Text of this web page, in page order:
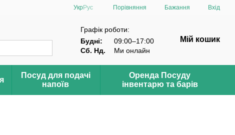
УкрРус Порівняння Бажання Вхід
Графік роботи:
Будні:
09:00–17:00
Сб. Нд.
Ми онлайн
Мій кошик
Посуд для подачі
напоїв
Оренда Посуду
інвентарю та барів